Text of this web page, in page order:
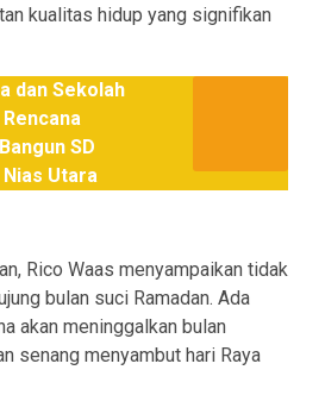
kualitas hidup yang signifikan
dan Sekolah
SD
Utara
Rico Waas menyampaikan tidak
bulan suci Ramadan. Ada
akan meninggalkan bulan
senang menyambut hari Raya